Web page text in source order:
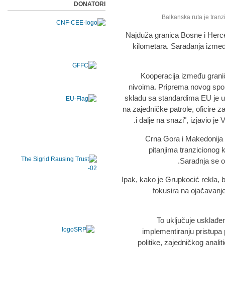
Balkanska ruta je
Najduža granica Bosne i
kilometara. Saradanja
"Kooperacija između
nivoima. Priprema novog
skladu sa standardima EU je
na zajedničke patrole, oficire
i dalje na snazi", izjavio je
Crna Gora i
pitanjima tranzicionog
Saradnja se
Ipak, kako je Grupkocić rekla,
fokusira na
" To uključuje
implementiranju
politike, zajedničkog
DONATORI